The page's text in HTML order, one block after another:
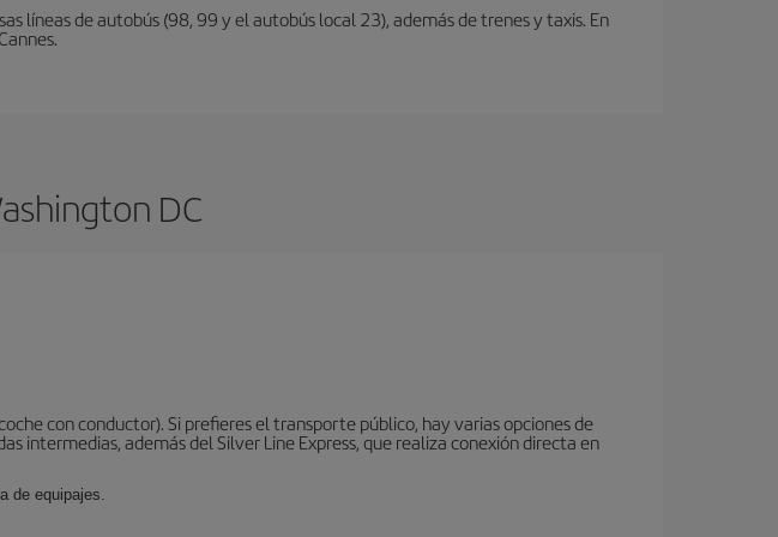
líneas de autobús (98, 99 y el autobús local 23), además de trenes y taxis. En
DC
con conductor). Si prefieres el transporte público, hay varias opciones de
intermedias, además del Silver Line Express, que realiza conexión directa en
de equipajes.